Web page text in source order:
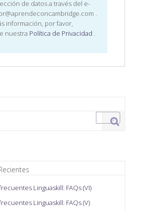
de datos a través del e-
.
información, por favor,
nuestra Política de Privacidad .
Linguaskill: FAQs (VI)
Linguaskill: FAQs (V)